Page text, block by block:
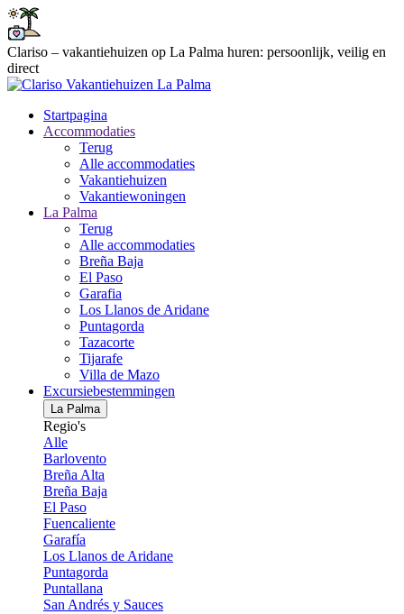
Clariso – vakantiehuizen op La Palma huren: persoonlijk, veilig en
direct
Startpagina
Accommodaties
Terug
Alle accommodaties
Vakantiehuizen
Vakantiewoningen
La Palma
Terug
Alle accommodaties
Breña Baja
El Paso
Garafia
Los Llanos de Aridane
Puntagorda
Tazacorte
Tijarafe
Villa de Mazo
Excursiebestemmingen
La Palma
Regio's
Alle
Barlovento
Breña Alta
Breña Baja
El Paso
Fuencaliente
Garafía
Los Llanos de Aridane
Puntagorda
Puntallana
San Andrés y Sauces